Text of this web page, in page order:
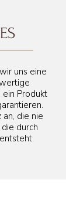
uns eine
Produkt
die nie
durch